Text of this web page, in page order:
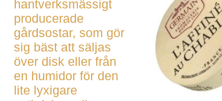
hantverksmässigt
producerade
gårdsostar, som gör
sig bäst att säljas
över disk eller från
en humidor för den
lite lyxigare